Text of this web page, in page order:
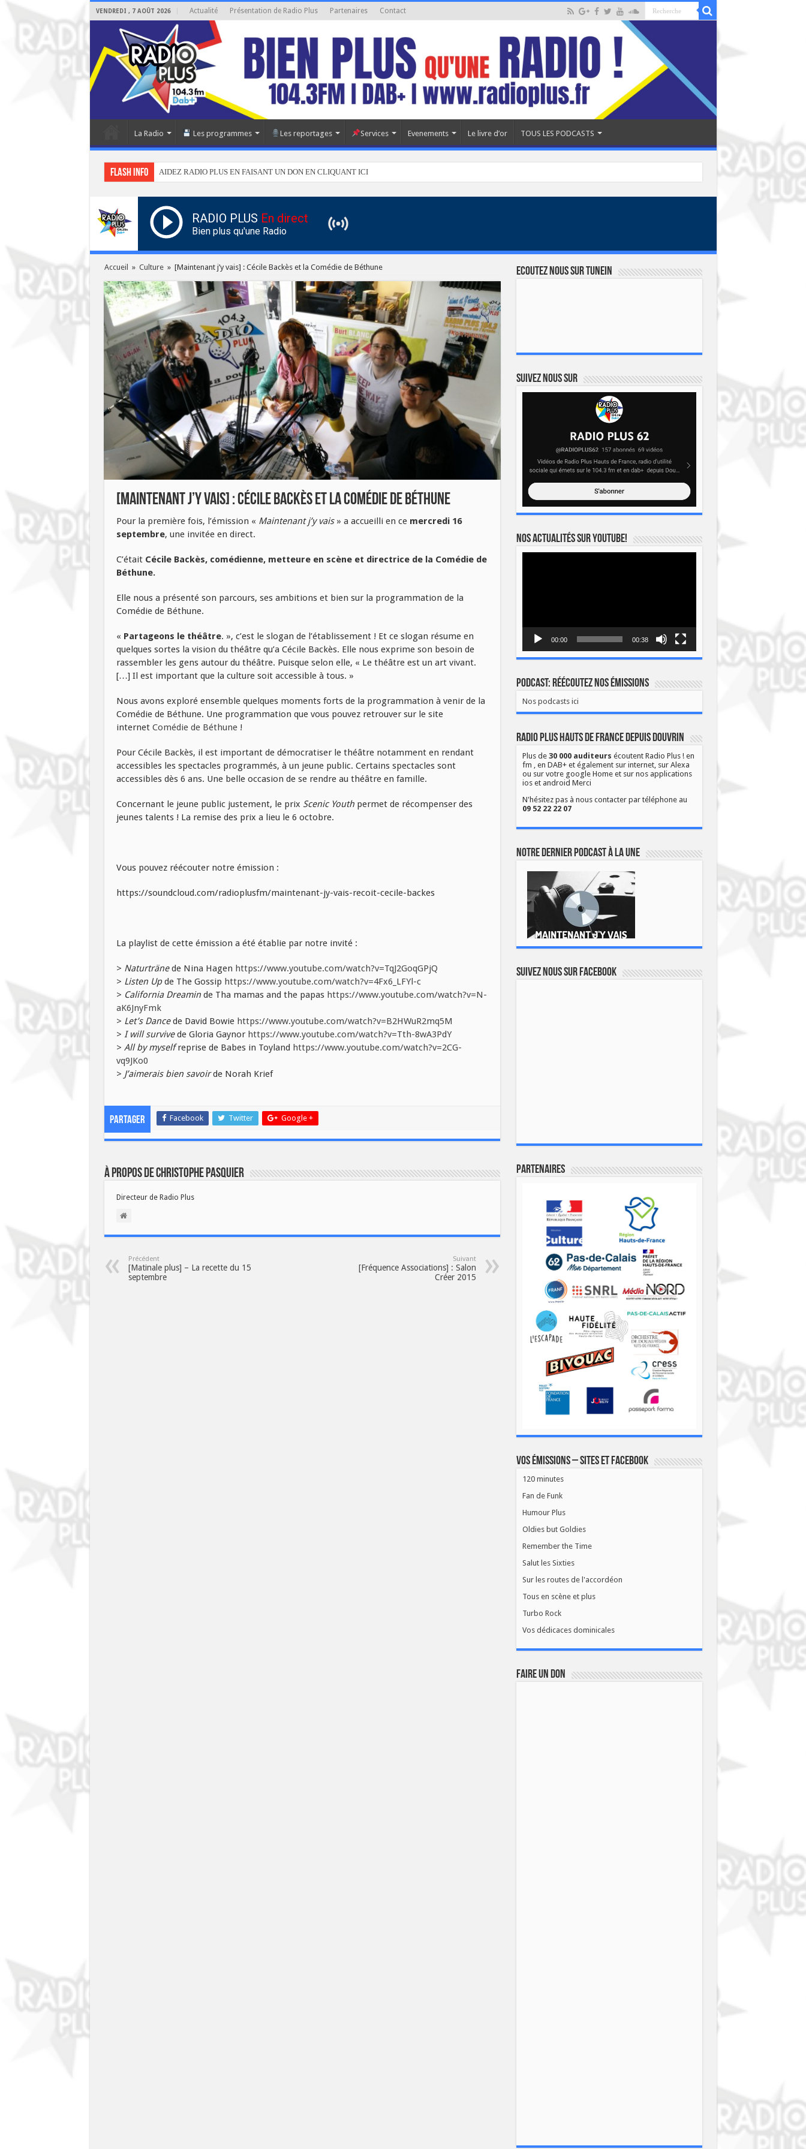
VENDREDI , 7 AOÛT 2026 Actualité Présentation de Radio Plus Partenaires Contact
La Radio Les programmes Les reportages Services Evenements Le livre d’or TOUS LES PODCASTS
Flash info AIDEZ RADIO PLUS EN FAISANT UN DON EN CLIQUANT ICI
RADIO PLUS En direct
Bien plus qu'une Radio
Accueil » Culture » [Maintenant j’y vais] : Cécile Backès et la Comédie de Béthune
[Maintenant j’y vais] : Cécile Backès et la Comédie de Béthune
Pour la première fois, l’émission « Maintenant j’y vais» a accueilli en ce mercredi 16
septembre, une invitée en direct.
C’était Cécile Backès, comédienne, metteure en scène et directrice de la Comédie de
Béthune.
Elle nous a présenté son parcours, ses ambitions et bien sur la programmation de la
Comédie de Béthune.
« Partageons le théâtre. », c’est le slogan de l’établissement ! Et ce slogan résume en
quelques sortes la vision du théâtre qu’a Cécile Backès. Elle nous exprime son besoin de
rassembler les gens autour du théâtre. Puisque selon elle, « Le théâtre est un art vivant.
[…] Il est important que la culture soit accessible à tous. »
Nous avons exploré ensemble quelques moments forts de la programmation à venir de la
Comédie de Béthune. Une programmation que vous pouvez retrouver sur le site
internet Comédie de Béthune!
Pour Cécile Backès, il est important de démocratiser le théâtre notamment en rendant
accessibles les spectacles programmés, à un jeune public. Certains spectacles sont
accessibles dès 6 ans. Une belle occasion de se rendre au théâtre en famille.
Concernant le jeune public justement, le prix Scenic Youthpermet de récompenser des
jeunes talents ! La remise des prix a lieu le 6 octobre.
Vous pouvez réécouter notre émission :
https://soundcloud.com/radioplusfm/maintenant-jy-vais-recoit-cecile-backes
La playlist de cette émission a été établie par notre invité :
> Naturtränede Nina Hagen https://www.youtube.com/watch?v=TqJ2GoqGPjQ
> Listen Upde The Gossip https://www.youtube.com/watch?v=4Fx6_LFYl-c
> California Dreaminde Tha mamas and the papas https://www.youtube.com/watch?v=N-
aK6JnyFmk
> Let’s Dancede David Bowie https://www.youtube.com/watch?v=B2HWuR2mq5M
> I will survivede Gloria Gaynor https://www.youtube.com/watch?v=Tth-8wA3PdY
> All by myselfreprise de Babes in Toyland https://www.youtube.com/watch?v=2CG-
vq9JKo0
> J’aimerais bien savoirde Norah Krief
Partager Facebook Twitter Google +
À propos de Christophe PASQUIER
Directeur de Radio Plus
Précédent
[Matinale plus] – La recette du 15
septembre
Suivant
[Fréquence Associations] : Salon
Créer 2015
Ecoutez nous sur TuneIn
Suivez nous sur
Nos actualités sur YOUTUBE!
00:00 00:38
Podcast: Réécoutez nos émissions
Nos podcasts ici
Radio Plus Hauts de France depuis Douvrin
Plus de 30 000 auditeurs écoutent Radio Plus ! en
fm , en DAB+ et également sur internet, sur Alexa
ou sur votre google Home et sur nos applications
ios et android Merci
N'hésitez pas à nous contacter par téléphone au
09 52 22 22 07
Notre dernier podcast à la une
Suivez nous sur Facebook
Partenaires
Vos émissions – Sites et Facebook
120 minutes
Fan de Funk
Humour Plus
Oldies but Goldies
Remember the Time
Salut les Sixties
Sur les routes de l'accordéon
Tous en scène et plus
Turbo Rock
Vos dédicaces dominicales
FAIRE UN DON